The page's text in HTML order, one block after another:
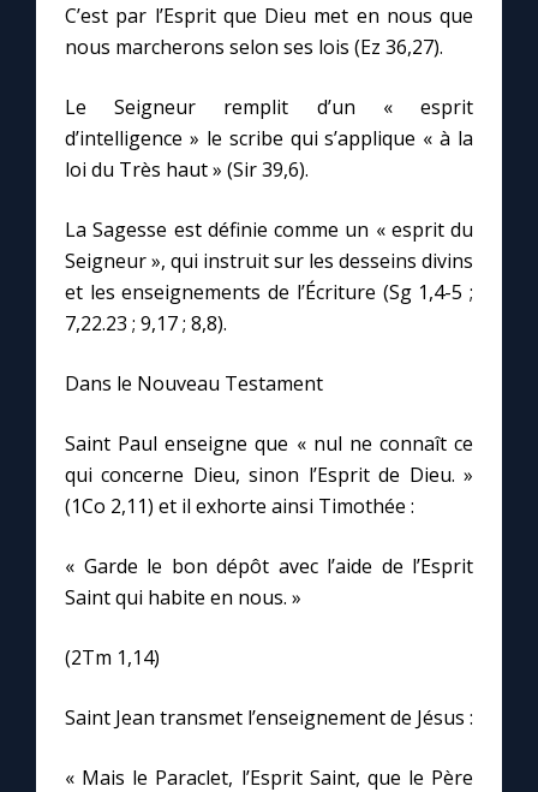
Une neuvaine
À la une
1000 Raisons de Croire
Chapelet pour le monde
Contact
Faire un don
Marie de Nazareth
C’est par l’Esprit que Dieu met en nous que
nous marcherons selon ses lois (Ez 36,27).
Le Seigneur remplit d’un « esprit
d’intelligence » le scribe qui s’applique « à la
loi du Très haut » (Sir 39,6).
La Sagesse est définie comme un « esprit du
Seigneur », qui instruit sur les desseins divins
et les enseignements de l’Écriture (Sg 1,4-5 ;
7,22.23 ; 9,17 ; 8,8).
Dans le Nouveau Testament
Saint Paul enseigne que « nul ne connaît ce
qui concerne Dieu, sinon l’Esprit de Dieu. »
(1Co 2,11) et il exhorte ainsi Timothée :
« Garde le bon dépôt avec l’aide de l’Esprit
Saint qui habite en nous. »
(2Tm 1,14)
Saint Jean transmet l’enseignement de Jésus :
« Mais le Paraclet, l’Esprit Saint, que le Père